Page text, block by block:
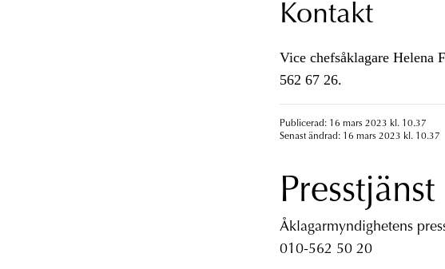
Kontakt
Vice chefsåklagare Helena
562 67 26.
Publicerad: 16 mars 2023 kl. 10.37
Senast ändrad: 16 mars 2023 kl. 10.37
Presstjänst
Åklagarmyndighetens
010-562 50 20